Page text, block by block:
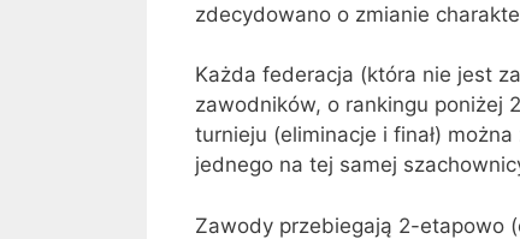
zdecydowano o zmianie
Każda federacja (która nie jest
zawodników, o rankingu poniżej
turnieju (eliminacje i finał)
jednego na tej samej
Zawody przebiegają 2-etapowo